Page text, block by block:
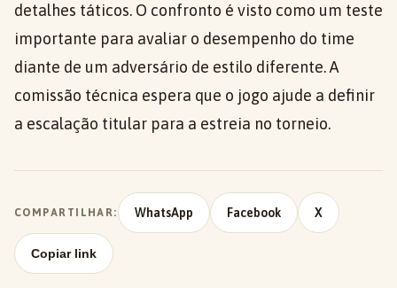
detalhes táticos. O confronto é visto como um teste
importante para avaliar o desempenho do time
diante de um adversário de estilo diferente. A
comissão técnica espera que o jogo ajude a definir
a escalação titular para a estreia no torneio.
COMPARTILHAR: WhatsApp Facebook X
Copiar link